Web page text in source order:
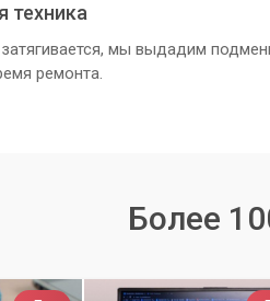
техника
мы выдадим
ремонта.
Более